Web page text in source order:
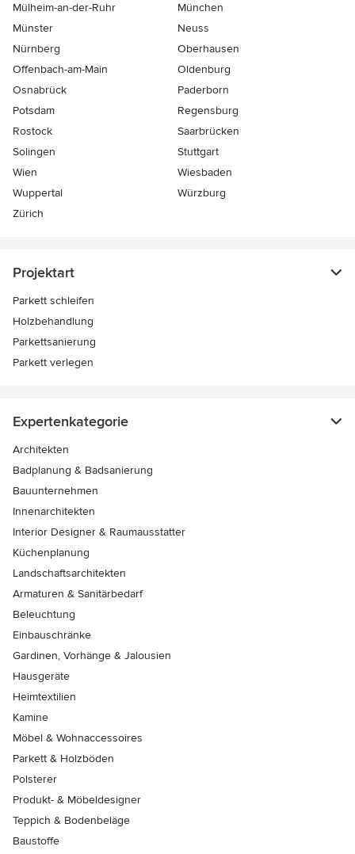
Mülheim-an-der-Ruhr
München
Münster
Neuss
Nürnberg
Oberhausen
Offenbach-am-Main
Oldenburg
Osnabrück
Paderborn
Potsdam
Regensburg
Rostock
Saarbrücken
Solingen
Stuttgart
Wien
Wiesbaden
Wuppertal
Würzburg
Zürich
Projektart
Parkett schleifen
Holzbehandlung
Parkettsanierung
Parkett verlegen
Expertenkategorie
Architekten
Badplanung & Badsanierung
Bauunternehmen
Innenarchitekten
Interior Designer & Raumausstatter
Küchenplanung
Landschaftsarchitekten
Armaturen & Sanitärbedarf
Beleuchtung
Einbauschränke
Gardinen, Vorhänge & Jalousien
Hausgeräte
Heimtextilien
Kamine
Möbel & Wohnaccessoires
Parkett & Holzböden
Polsterer
Produkt- & Möbeldesigner
Teppich & Bodenbeläge
Baustoffe